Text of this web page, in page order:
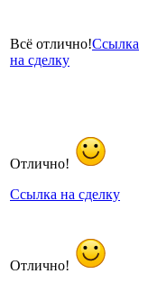
Всё отлично!Ссылка
на сделку
Отлично!
Ссылка на сделку
Отлично!